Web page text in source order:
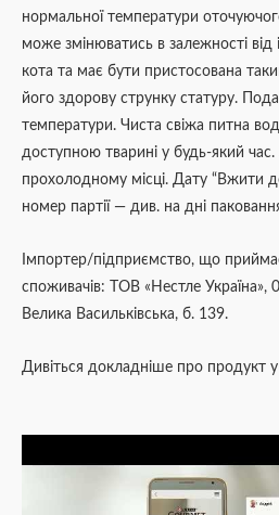
нормальної температури
може змінюватись в залежності від
кота та має бути пристосована
його здорову струнку статуру.
температури. Чиста свіжа питна
доступною тварині у будь-який
прохолодному місці. Дату “Вжити
номер партії — див. на дні
Імпортер/підприємство, що
споживачів: ТОВ «Нестле Україна»,
Велика Васильківська, б. 139.
Дивіться докладніше про продукт у